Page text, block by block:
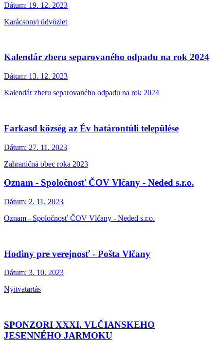
Dátum: 19. 12. 2023
Karácsonyi üdvözlet
Kalendár zberu separovaného odpadu na rok 2024
Dátum: 13. 12. 2023
Kalendár zberu separovaného odpadu na rok 2024
Farkasd község az Év határontúli települése
Dátum: 27. 11. 2023
Zahraničná obec roka 2023
Oznam - Spoločnosť ČOV Vlčany - Neded s.r.o.
Dátum: 2. 11. 2023
Oznam - Spoločnosť ČOV Vlčany - Neded s.r.o.
Hodiny pre verejnosť - Pošta Vlčany
Dátum: 3. 10. 2023
Nyitvatartás
SPONZORI XXXI. VLČIANSKEHO
JESENNÉHO JARMOKU